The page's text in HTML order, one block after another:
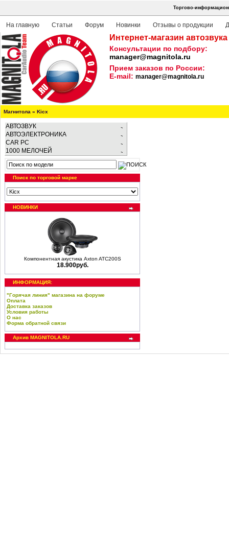
Торгово-
На главную Статьи Форум Новинки Отзывы о продукции
Интернет-магазин
Консультации по подбору:
manager@magnitola.ru
Прием заказов по России:
E-mail: manager@magnitola.ru
Магнитола » Kicx
АВТОЗВУК
АВТОЭЛЕКТРОНИКА
CAR PC
1000 МЕЛОЧЕЙ
Поиск по торговой марке
НОВИНКИ
Компонентная акустика Axton ATC200S
18.900руб.
ИНФОРМАЦИЯ:
"Горячая линия" магазина на форуме
Оплата
Доставка заказов
Условия работы
О нас
Форма обратной связи
Архив MAGNITOLA.RU